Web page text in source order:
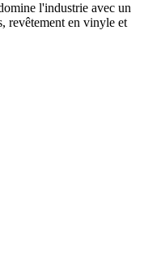
l'industrie avec un
revêtement en vinyle et